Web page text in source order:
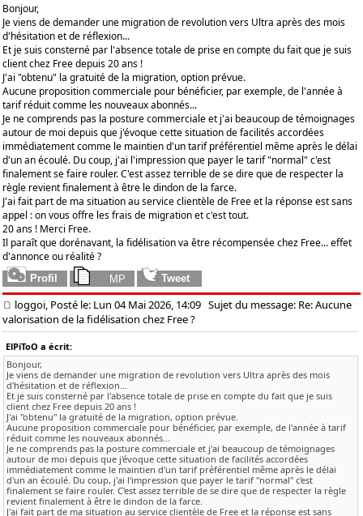
Bonjour,
Je viens de demander une migration de revolution vers Ultra après des mois
d'hésitation et de réflexion...
Et je suis consterné par l'absence totale de prise en compte du fait que je suis
client chez Free depuis 20 ans !
J'ai "obtenu" la gratuité de la migration, option prévue.
Aucune proposition commerciale pour bénéficier, par exemple, de l'année à
tarif réduit comme les nouveaux abonnés...
Je ne comprends pas la posture commerciale et j'ai beaucoup de témoignages
autour de moi depuis que j'évoque cette situation de facilités accordées
immédiatement comme le maintien d'un tarif préférentiel même après le délai
d'un an écoulé. Du coup, j'ai l'impression que payer le tarif "normal" c'est
finalement se faire rouler. C'est assez terrible de se dire que de respecter la
règle revient finalement à être le dindon de la farce.
J'ai fait part de ma situation au service clientèle de Free et la réponse est sans
appel : on vous offre les frais de migration et c'est tout.
20 ans ! Merci Free.
Il paraît que dorénavant, la fidélisation va être récompensée chez Free... effet
d'annonce ou réalité ?
loggoi, Posté le: Lun 04 Mai 2026, 14:09 Sujet du message: Re: Aucune
valorisation de la fidélisation chez Free ?
ElPiToO a écrit:
Bonjour,
Je viens de demander une migration de revolution vers Ultra après des mois
d'hésitation et de réflexion...
Et je suis consterné par l'absence totale de prise en compte du fait que je suis
client chez Free depuis 20 ans !
J'ai "obtenu" la gratuité de la migration, option prévue.
Aucune proposition commerciale pour bénéficier, par exemple, de l'année à tarif
réduit comme les nouveaux abonnés...
Je ne comprends pas la posture commerciale et j'ai beaucoup de témoignages
autour de moi depuis que j'évoque cette situation de facilités accordées
immédiatement comme le maintien d'un tarif préférentiel même après le délai
d'un an écoulé. Du coup, j'ai l'impression que payer le tarif "normal" c'est
finalement se faire rouler. C'est assez terrible de se dire que de respecter la règle
revient finalement à être le dindon de la farce.
J'ai fait part de ma situation au service clientèle de Free et la réponse est sans